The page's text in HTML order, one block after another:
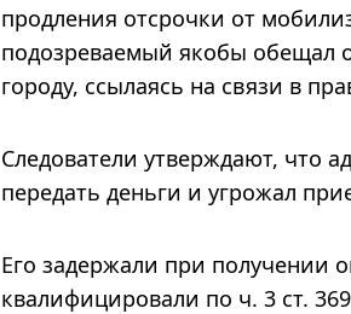
продления отсрочки от
подозреваемый якобы обещал
городу, ссылаясь на связи в
Следователи утверждают, что
передать деньги и угрожал
Его задержали при получении
квалифицировали по ч. 3 ст.